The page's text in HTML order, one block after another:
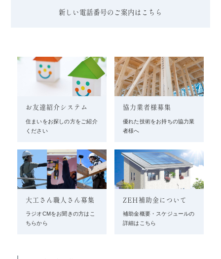
新しい電話番号のご案内はこちら
お友達紹介システム
住まいをお探しの方をご紹介
ください
協力業者様募集
優れた技術をお持ちの協力業
者様へ
大工さん職人さん募集
ラジオCMをお聞きの方はこ
ちらから
ZEH補助金について
補助金概要・スケジュールの
詳細はこちら